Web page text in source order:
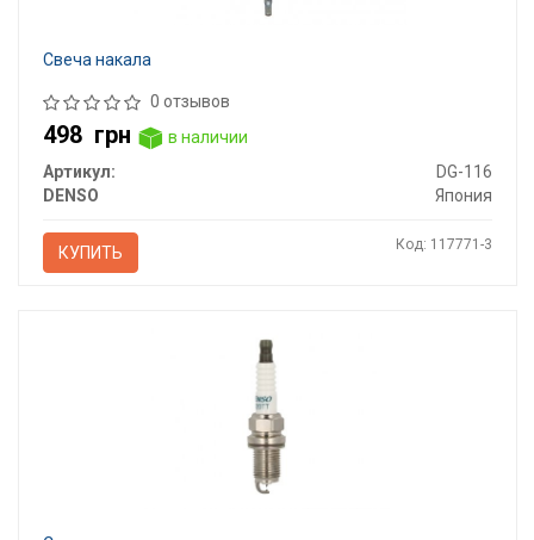
Свеча накала
0 отзывов
498 грн
в наличии
Артикул:
DG-116
DENSO
Япония
КУПИТЬ Код: 117771-3